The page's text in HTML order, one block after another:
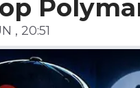
, 20:51